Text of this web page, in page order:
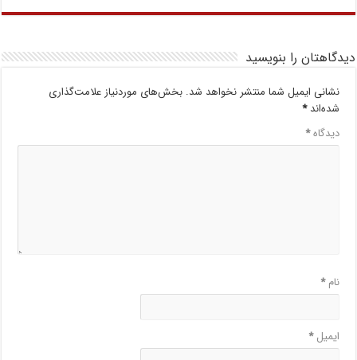
دیدگاهتان را بنویسید
نشانی ایمیل شما منتشر نخواهد شد. بخش‌های موردنیاز علامت‌گذاری
شده‌اند*
دیدگاه*
نام*
ایمیل*